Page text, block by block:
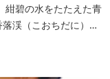
渓（こおちだに）温
は、遮るものがな